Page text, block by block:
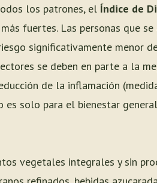
los patrones, el Índice de
fuertes. Las personas que se
significativamente menor de
se deben en parte a la
de la inflamación
es solo para el bienestar
vegetales integrales y sin